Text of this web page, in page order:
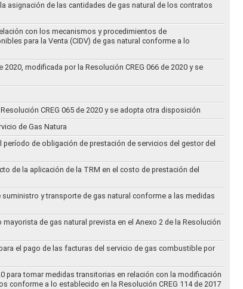
asignación de las cantidades de gas natural de los contratos
con los mecanismos y procedimientos de
para la Venta (CIDV) de gas natural conforme a lo
modificada por la Resolución CREG 066 de 2020 y se
CREG 065 de 2020 y se adopta otra disposición
de Gas Natura
de obligación de prestación de servicios del gestor del
de la aplicación de la TRM en el costo de prestación del
y transporte de gas natural conforme a las medidas
de gas natural prevista en el Anexo 2 de la Resolución
el pago de las facturas del servicio de gas combustible por
para tomar medidas transitorias en relación con la modificación
conforme a lo establecido en la Resolución CREG 114 de 2017